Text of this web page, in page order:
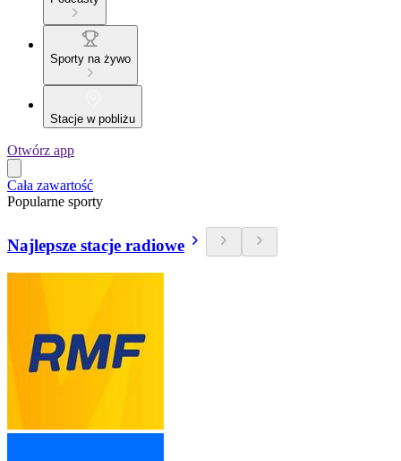
Sporty na żywo
Stacje w pobliżu
Otwórz app
Cała zawartość
Popularne sporty
Najlepsze stacje radiowe